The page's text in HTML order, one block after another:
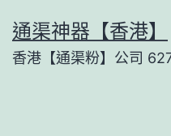
to
content
通渠神器【香港】
香港【通渠粉】公司